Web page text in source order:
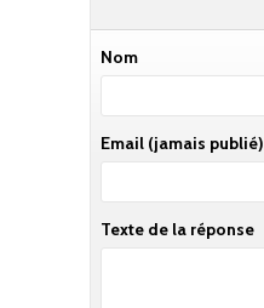
Nom
Email (jamais publié)
Texte de la réponse